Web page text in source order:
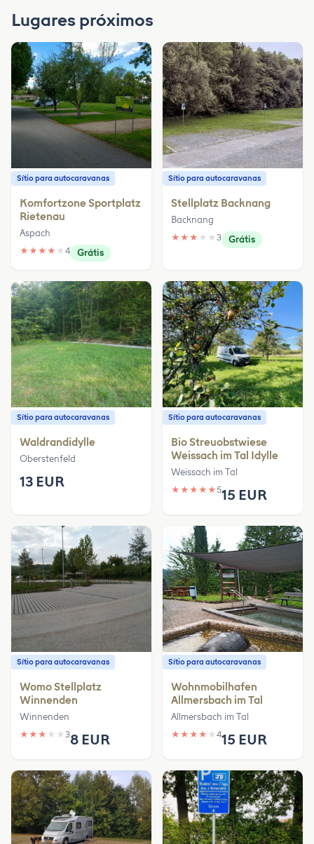
Lugares próximos
Sítio para autocaravanas
Komfortzone Sportplatz
Rietenau
Aspach
★ ★ ★ ★ ★ 4 Grátis
Sítio para autocaravanas
Stellplatz Backnang
Backnang
★ ★ ★ ★ ★ 3 Grátis
Sítio para autocaravanas
Waldrandidylle
Oberstenfeld
13 EUR
Sítio para autocaravanas
Bio Streuobstwiese
Weissach im Tal Idylle
Weissach im Tal
★ ★ ★ ★ ★515 EUR
Sítio para autocaravanas
Womo Stellplatz
Winnenden
Winnenden
★ ★ ★ ★ ★ 38 EUR
Sítio para autocaravanas
Wohnmobilhafen
Allmersbach im Tal
Allmersbach im Tal
★ ★ ★ ★ ★ 415 EUR